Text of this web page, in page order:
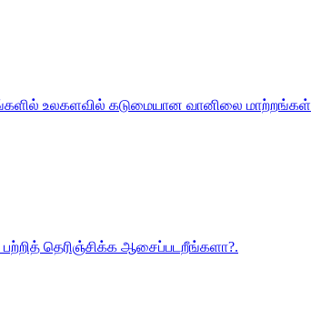
உலகளவில் கடுமையான வானிலை மாற்றங்கள்
தெரிஞ்சிக்க ஆசைப்படறீங்களா?.